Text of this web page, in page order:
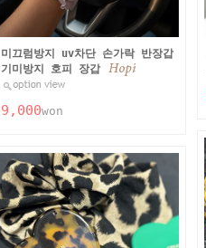
미끄럼방지 uv차단 손가락 반장갑
기미방지 호피 장갑
9,000won